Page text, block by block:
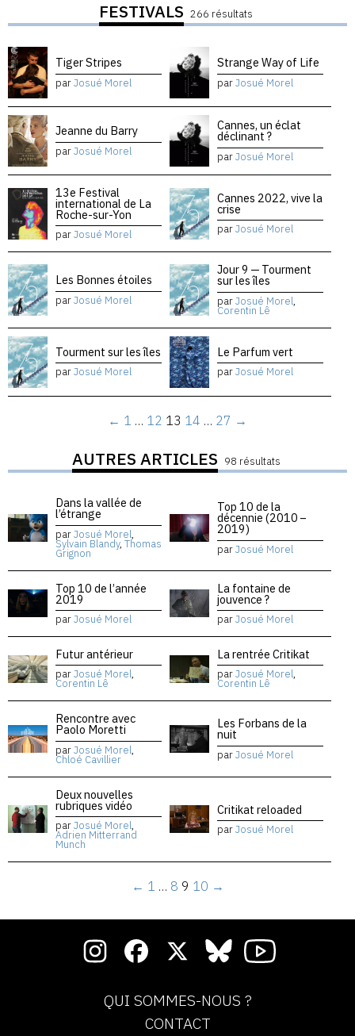
FESTIVALS 266 résultats
Tiger Stripes
parJosué Morel
Strange Way of Life
parJosué Morel
Jeanne du Barry
parJosué Morel
Cannes, un éclat
déclinant ?
parJosué Morel
13e Festival
international de La
Roche-sur-Yon
parJosué Morel
Cannes 2022, vive la
crise
parJosué Morel
Les Bonnes étoiles
parJosué Morel
Jour 9 — Tourment
sur les îles
parJosué Morel,
Corentin Lê
Tourment sur les îles
parJosué Morel
Le Parfum vert
parJosué Morel
← 1 … 12 13 14 … 27 →
AUTRES ARTICLES 98 résultats
Dans la vallée de
l’étrange
parJosué Morel,
Sylvain Blandy, Thomas
Grignon
Top 10 de la
décennie (2010 –
2019)
parJosué Morel
Top 10 de l’année
2019
parJosué Morel
La fontaine de
jouvence ?
parJosué Morel
Futur antérieur
parJosué Morel,
Corentin Lê
La rentrée Critikat
parJosué Morel,
Corentin Lê
Rencontre avec
Paolo Moretti
parJosué Morel,
Chloé Cavillier
Les Forbans de la
nuit
parJosué Morel
Deux nouvelles
rubriques vidéo
parJosué Morel,
Adrien Mitterrand
Munch
Critikat reloaded
parJosué Morel
← 1 … 8 9 10 →
QUI SOMMES-NOUS ?
CONTACT